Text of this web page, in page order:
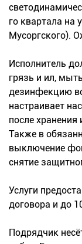
го квартала
Мусоргского).
Исполнитель
грязь и ил,
дезинфекцию
настраивает
после
Также в
выключение
снятие
Услуги
договора и до
Подрядчик